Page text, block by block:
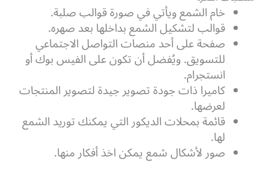
خام الشمع ويأتي في صورة قوالب صلبة.
قوالب لتشكيل الشمع بداخلها بعد صهره.
صفحة على أحد منصات التواصل الاجتماعي
للتسويق. ويُفضل أن تكون على الفيس بوك أو
انستجرام.
كاميرا ذات جودة تصوير جيدة لتصوير المنتجات
لعرضها.
قائمة بمحلات الديكور التي يمكنك توريد الشمع
لها.
صور لأشكال شمع يمكن اخذ أفكار منها.